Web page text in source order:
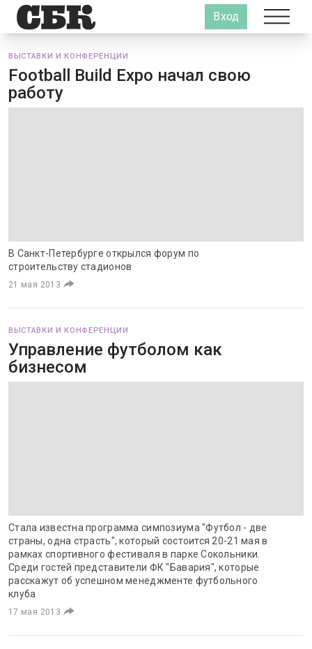
Вход
ВЫСТАВКИ И КОНФЕРЕНЦИИ
Football Build Expo начал свою
работу
В Санкт-Петербурге открылся форум по
строительству стадионов
21 мая 2013
ВЫСТАВКИ И КОНФЕРЕНЦИИ
Управление футболом как
бизнесом
Стала известна программа симпозиума "Футбол - две
страны, одна страсть", который состоится 20-21 мая в
рамках спортивного фестиваля в парке Сокольники.
Среди гостей представители ФК "Бавария", которые
расскажут об успешном менеджменте футбольного
клуба
17 мая 2013